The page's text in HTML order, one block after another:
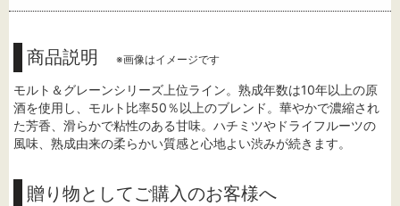
商品説明 ※画像はイメージです
モルト＆グレーンシリーズ上位ライン。熟成年数は10年以上の原
酒を使用し、モルト比率50％以上のブレンド。華やかで濃縮され
た芳香、滑らかで粘性のある甘味。ハチミツやドライフルーツの
風味、熟成由来の柔らかい質感と心地よい渋みが続きます。
贈り物としてご購入のお客様へ